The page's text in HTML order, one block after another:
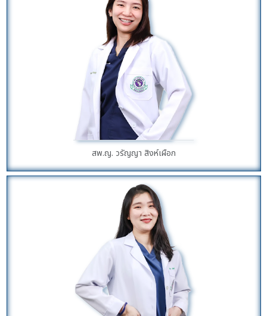
สพ.ญ. วรัญญา สิงห์เผือก